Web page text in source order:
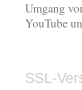
Umgang
YouTube
SSL-